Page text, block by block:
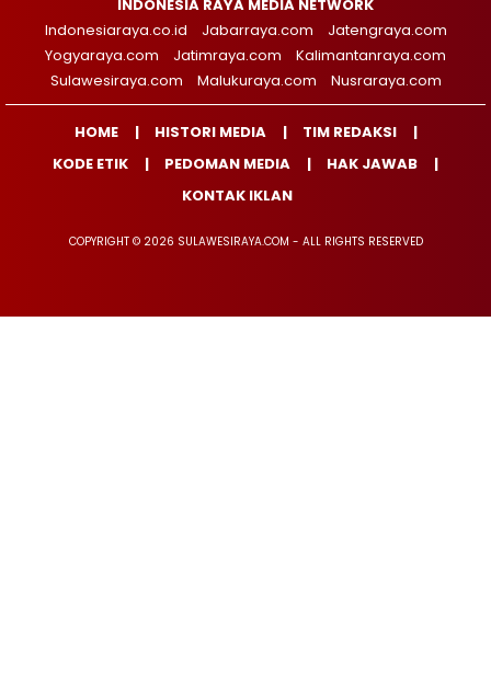
INDONESIA RAYA MEDIA NETWORK
Indonesiaraya.co.id
Jabarraya.com
Jatengraya.com
Yogyaraya.com
Jatimraya.com
Kalimantanraya.com
Sulawesiraya.com
Malukuraya.com Nusraraya.com
HOME HISTORI MEDIA
TIM REDAKSI
KODE ETIK
PEDOMAN MEDIA
HAK JAWAB
KONTAK IKLAN
COPYRIGHT © 2026 SULAWESIRAYA.COM - ALL RIGHTS RESERVED